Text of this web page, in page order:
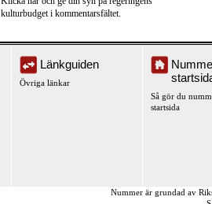
kulturbudget i kommentarsfältet.
Länkguiden
Övriga länkar
Så gör du
startsida
Nummer är grundad av